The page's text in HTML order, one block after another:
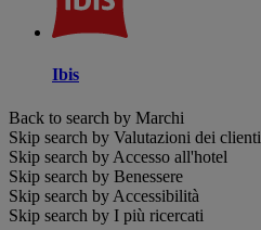
Ibis
Back to search by Marchi
Skip search by Valutazioni dei clienti
Skip search by Accesso all'hotel
Skip search by Benessere
Skip search by Accessibilità
Skip search by I più ricercati